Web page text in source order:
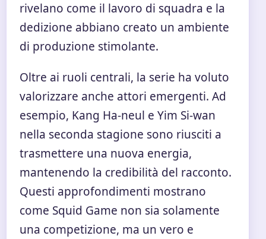
rivelano come il lavoro di squadra e la
dedizione abbiano creato un ambiente
di produzione stimolante.
Oltre ai ruoli centrali, la serie ha voluto
valorizzare anche attori emergenti. Ad
esempio, Kang Ha-neul e Yim Si-wan
nella seconda stagione sono riusciti a
trasmettere una nuova energia,
mantenendo la credibilità del racconto.
Questi approfondimenti mostrano
come Squid Game non sia solamente
una competizione, ma un vero e